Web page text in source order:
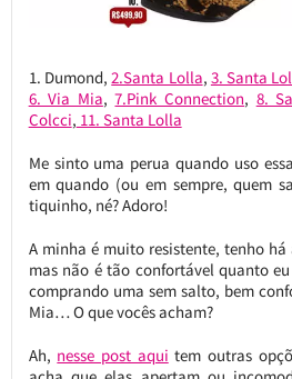
1. Dumond,2.Santa Lolla, 3. Santa
6. Via Mia,7.Pink Connection, 8.
Colcci, 11. Santa Lolla
Me sinto uma perua quando uso
em quando (ou em sempre, quem
tiquinho, né? Adoro!
A minha é muito resistente, tenho
mas não é tão confortável quanto
comprando uma sem salto, bem
Mia… O que vocês acham?
Ah, nesse post aqui tem outras